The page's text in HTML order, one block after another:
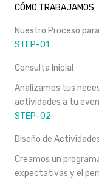
CÓMO TRABAJAMOS
Nuestro Proceso
STEP-01
Consulta Inicial
Analizamos tus
actividades a tu
STEP-02
Diseño de
Creamos un
expectativas y el